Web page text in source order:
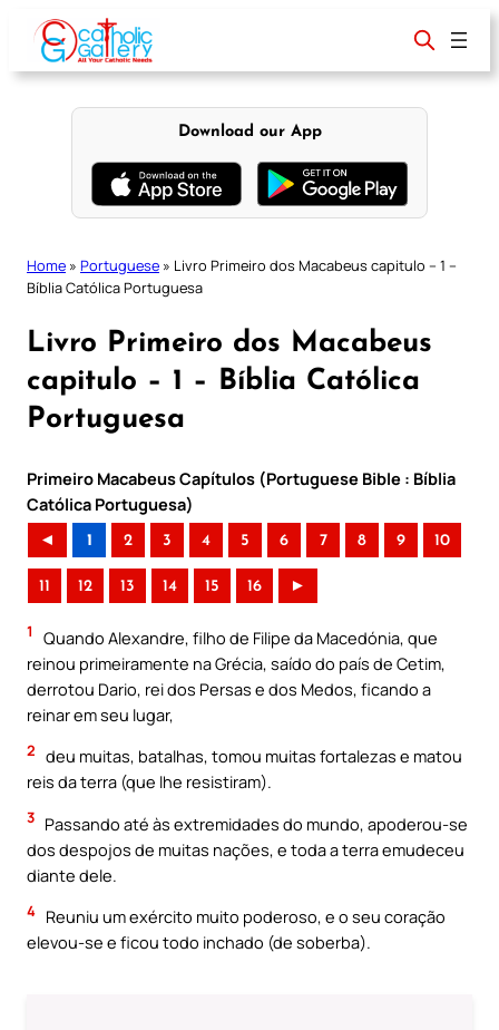
content
Download our App
Home » Portuguese » Livro Primeiro dos Macabeus capitulo – 1 –
Bíblia Católica Portuguesa
Livro Primeiro dos Macabeus
capitulo – 1 – Bíblia Católica
Portuguesa
Primeiro Macabeus Capítulos (Portuguese Bible : Bíblia
Católica Portuguesa)
◄ 1 2 3 4 5 6 7 8 9 10
11 12 13 14 15 16 ►
1
Quando Alexandre, filho de Filipe da Macedónia, que
reinou primeiramente na Grécia, saído do país de Cetim,
derrotou Dario, rei dos Persas e dos Medos, ficando a
reinar em seu lugar,
2 deu muitas, batalhas, tomou muitas fortalezas e matou
reis da terra (que lhe resistiram).
3 Passando até às extremidades do mundo, apoderou-se
dos despojos de muitas nações, e toda a terra emudeceu
diante dele.
4 Reuniu um exército muito poderoso, e o seu coração
elevou-se e ficou todo inchado (de soberba).